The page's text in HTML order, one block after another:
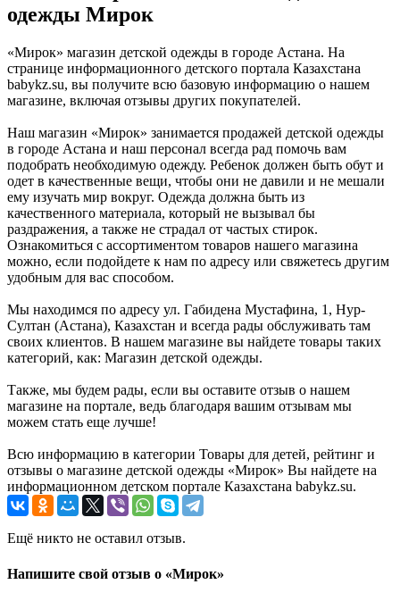
одежды Мирок
«Мирок» магазин детской одежды в городе Астана. На
странице информационного детского портала Казахстана
babykz.su, вы получите всю базовую информацию о нашем
магазине, включая отзывы других покупателей.
Наш магазин «Мирок» занимается продажей детской одежды
в городе Астана и наш персонал всегда рад помочь вам
подобрать необходимую одежду. Ребенок должен быть обут и
одет в качественные вещи, чтобы они не давили и не мешали
ему изучать мир вокруг. Одежда должна быть из
качественного материала, который не вызывал бы
раздражения, а также не страдал от частых стирок.
Ознакомиться с ассортиментом товаров нашего магазина
можно, если подойдете к нам по адресу или свяжетесь другим
удобным для вас способом.
Мы находимся по адресу ул. Габидена Мустафина, 1, Нур-
Султан (Астана), Казахстан и всегда рады обслуживать там
своих клиентов. В нашем магазине вы найдете товары таких
категорий, как: Магазин детской одежды.
Также, мы будем рады, если вы оставите отзыв о нашем
магазине на портале, ведь благодаря вашим отзывам мы
можем стать еще лучше!
Всю информацию в категории Товары для детей, рейтинг и
отзывы о магазине детской одежды «Мирок» Вы найдете на
информационном детском портале Казахстана babykz.su.
Ещё никто не оставил отзыв.
Напишите свой отзыв о «Мирок»